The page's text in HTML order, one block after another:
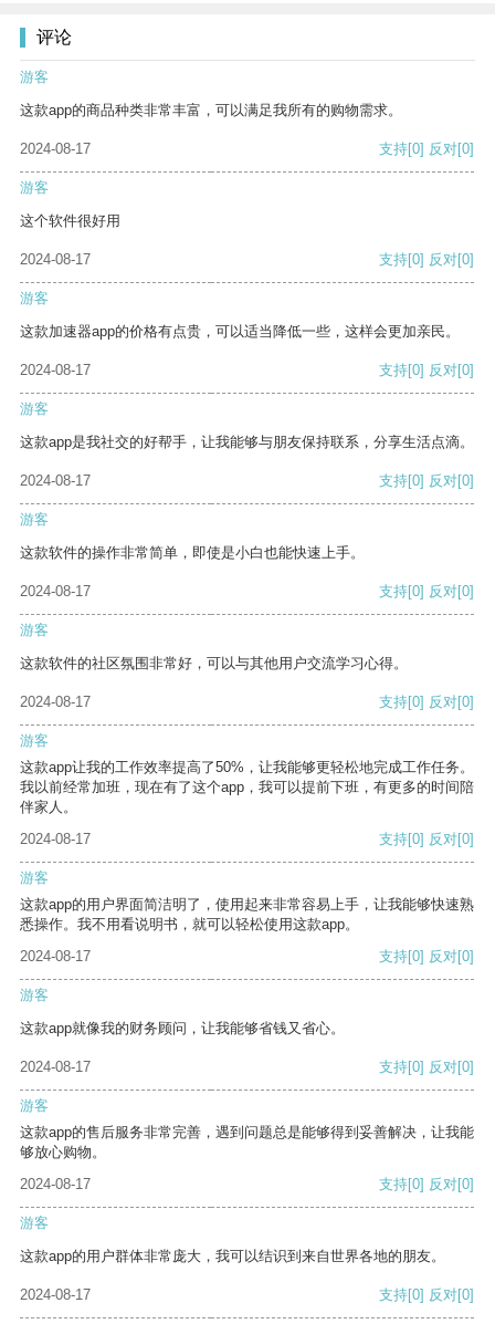
评论
游客
这款app的商品种类非常丰富，可以满足我所有的购物需求。
2024-08-17 支持[0] 反对[0]
游客
这个软件很好用
2024-08-17 支持[0] 反对[0]
游客
这款加速器app的价格有点贵，可以适当降低一些，这样会更加亲民。
2024-08-17 支持[0] 反对[0]
游客
这款app是我社交的好帮手，让我能够与朋友保持联系，分享生活点滴。
2024-08-17 支持[0] 反对[0]
游客
这款软件的操作非常简单，即使是小白也能快速上手。
2024-08-17 支持[0] 反对[0]
游客
这款软件的社区氛围非常好，可以与其他用户交流学习心得。
2024-08-17 支持[0] 反对[0]
游客
这款app让我的工作效率提高了50%，让我能够更轻松地完成工作任务。
我以前经常加班，现在有了这个app，我可以提前下班，有更多的时间陪
伴家人。
2024-08-17
支持[0] 反对[0]
游客
这款app的用户界面简洁明了，使用起来非常容易上手，让我能够快速熟
悉操作。我不用看说明书，就可以轻松使用这款app。
2024-08-17
支持[0] 反对[0]
游客
这款app就像我的财务顾问，让我能够省钱又省心。
2024-08-17 支持[0] 反对[0]
游客
这款app的售后服务非常完善，遇到问题总是能够得到妥善解决，让我能
够放心购物。
2024-08-17
支持[0] 反对[0]
游客
这款app的用户群体非常庞大，我可以结识到来自世界各地的朋友。
2024-08-17 支持[0] 反对[0]